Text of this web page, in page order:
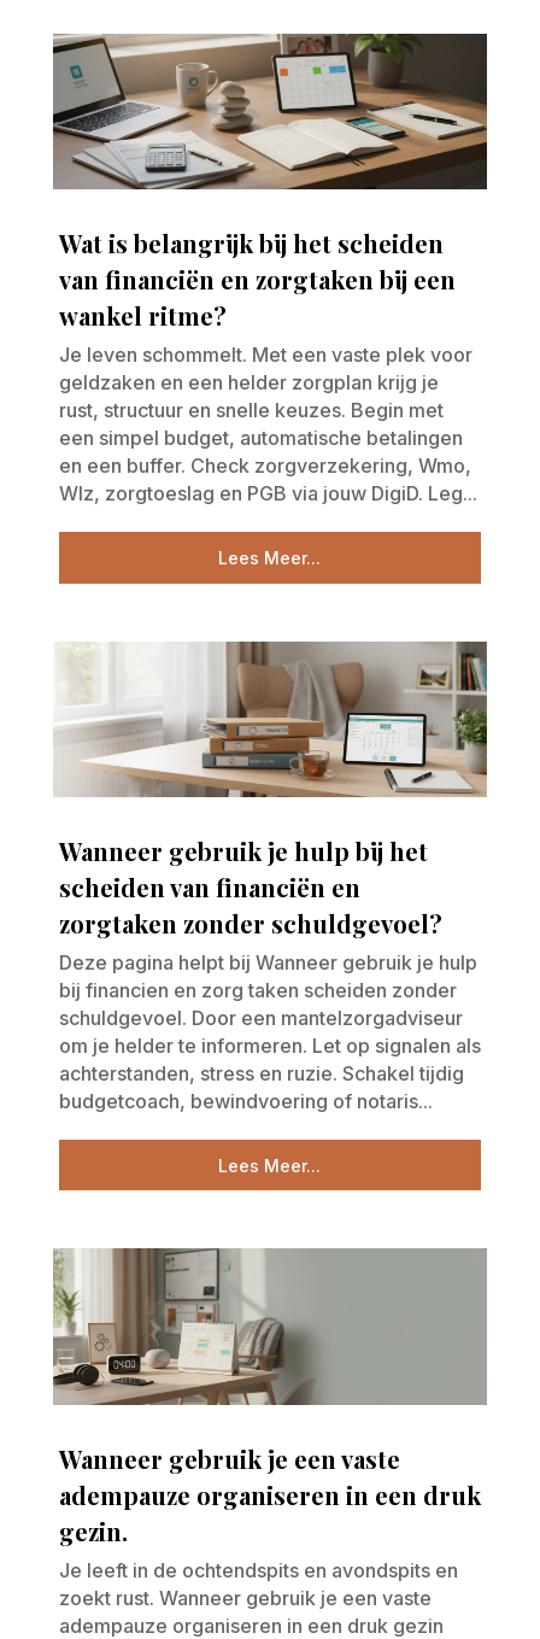
Wat is belangrijk bij het scheiden
van financiën en zorgtaken bij een
wankel ritme?
Je leven schommelt. Met een vaste plek voor
geldzaken en een helder zorgplan krijg je
rust, structuur en snelle keuzes. Begin met
een simpel budget, automatische betalingen
en een buffer. Check zorgverzekering, Wmo,
Wlz, zorgtoeslag en PGB via jouw DigiD. Leg...
Lees Meer...
Wanneer gebruik je hulp bij het
scheiden van financiën en
zorgtaken zonder schuldgevoel?
Deze pagina helpt bij Wanneer gebruik je hulp
bij financien en zorg taken scheiden zonder
schuldgevoel. Door een mantelzorgadviseur
om je helder te informeren. Let op signalen als
achterstanden, stress en ruzie. Schakel tijdig
budgetcoach, bewindvoering of notaris...
Lees Meer...
Wanneer gebruik je een vaste
adempauze organiseren in een druk
gezin.
Je leeft in de ochtendspits en avondspits en
zoekt rust. Wanneer gebruik je een vaste
adempauze organiseren in een druk gezin